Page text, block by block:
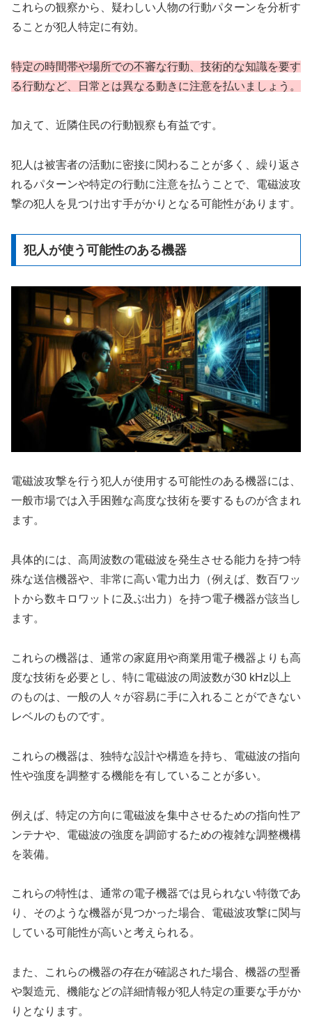
これらの観察から、疑わしい人物の行動パターンを分析す
ることが犯人特定に有効。
特定の時間帯や場所での不審な行動、技術的な知識を要す
る行動など、日常とは異なる動きに注意を払いましょう。
加えて、近隣住民の行動観察も有益です。
犯人は被害者の活動に密接に関わることが多く、繰り返さ
れるパターンや特定の行動に注意を払うことで、電磁波攻
撃の犯人を見つけ出す手がかりとなる可能性があります。
犯人が使う可能性のある機器
電磁波攻撃を行う犯人が使用する可能性のある機器には、
一般市場では入手困難な高度な技術を要するものが含まれ
ます。
具体的には、高周波数の電磁波を発生させる能力を持つ特
殊な送信機器や、非常に高い電力出力（例えば、数百ワッ
トから数キロワットに及ぶ出力）を持つ電子機器が該当し
ます。
これらの機器は、通常の家庭用や商業用電子機器よりも高
度な技術を必要とし、特に電磁波の周波数が30 kHz以上
のものは、一般の人々が容易に手に入れることができない
レベルのものです。
これらの機器は、独特な設計や構造を持ち、電磁波の指向
性や強度を調整する機能を有していることが多い。
例えば、特定の方向に電磁波を集中させるための指向性ア
ンテナや、電磁波の強度を調節するための複雑な調整機構
を装備。
これらの特性は、通常の電子機器では見られない特徴であ
り、そのような機器が見つかった場合、電磁波攻撃に関与
している可能性が高いと考えられる。
また、これらの機器の存在が確認された場合、機器の型番
や製造元、機能などの詳細情報が犯人特定の重要な手がか
りとなります。